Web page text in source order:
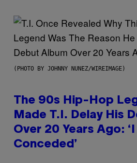
(PHOTO BY JOHNNY NUNEZ/WIREIMAGE)
The 90s Hip-Hop
Made T.I. Delay His
Over 20 Years Ago:
Conceded’